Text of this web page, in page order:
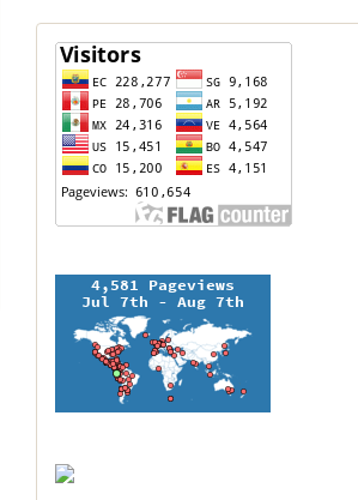
contador